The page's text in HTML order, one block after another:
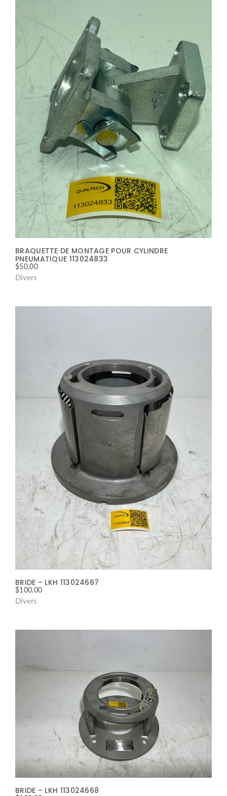
BRAQUETTE DE MONTAGE POUR CYLINDRE
PNEUMATIQUE 113024833
$50.00
Divers
BRIDE – LKH 113024667
$100.00
Divers
BRIDE – LKH 113024668